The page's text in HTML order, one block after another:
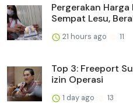
Pergerakan
Sempat Lesu,
21 hours ago 11
Top 3: Freeport
izin Operasi
1 day ago 13